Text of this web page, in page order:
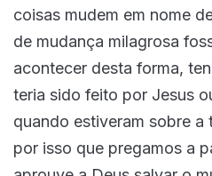
coisas mudem em nome
de mudança milagrosa
acontecer desta forma,
teria sido feito por Jesus
quando estiveram sobre a
por isso que pregamos a